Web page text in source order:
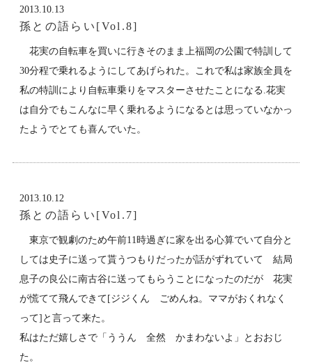
2013.10.13
孫との語らい[Vol.8]
花実の自転車を買いに行きそのまま上福岡の公園で特訓して
30分程で乗れるようにしてあげられた。これで私は家族全員を
私の特訓により自転車乗りをマスターさせたことになる.花実
は自分でもこんなに早く乗れるようになるとは思っていなかっ
たようでとても喜んでいた。
2013.10.12
孫との語らい[Vol.7]
東京で観劇のため午前11時過ぎに家を出る心算でいて自分と
しては史子に送って貰うつもりだったが話がずれていて 結局
息子の良公に南古谷に送ってもらうことになったのだが 花実
が慌てて飛んできて[ジジくん ごめんね。ママがおくれなく
って]と言って来た。
私はただ嬉しさで「ううん 全然 かまわないよ」とおおじ
た。